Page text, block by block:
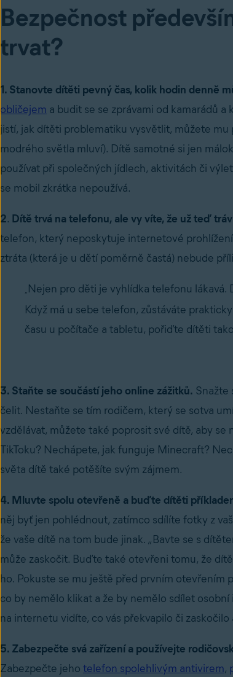
Bezpečnost
trvat?
1. Stanovte dítěti pevný čas, kolik hodin denně
obličejem a budit se se zprávami od kamarádů
jistí, jak dítěti problematiku vysvětlit, můžete mu
modrého světla mluví). Dítě samotné si jen
používat při společných jídlech, aktivitách či
se mobil zkrátka nepoužívá.
2. Dítě trvá na telefonu, ale vy víte, že už teď
telefon, který neposkytuje internetové
ztráta (která je u dětí poměrně častá) nebude
„ Nejen pro děti je vyhlídka telefonu lákavá.
Když má u sebe telefon, zůstáváte
času u počítače a tabletu, pořiďte dítěti
3. Staňte se součástí jeho online zážitků. Snažte
čelit. Nestaňte se tím rodičem, který se sotva
vzdělávat, můžete také poprosit své dítě, aby
TikToku? Nechápete, jak funguje Minecraft?
světa dítě také potěšíte svým zájmem.
4. Mluvte spolu otevřeně a buďte dítěti
něj byť jen pohlédnout, zatímco sdílíte fotky z
že vaše dítě na tom bude jinak. „Bavte se s
může zaskočit. Buďte také otevřeni tomu, že
ho. Pokuste se mu ještě před prvním otevřením
co by nemělo klikat a že by nemělo sdílet
na internetu vidíte, co vás překvapilo či
5. Zabezpečte svá zařízení a používejte
Zabezpečte jeho telefon spolehlivým antivirem,